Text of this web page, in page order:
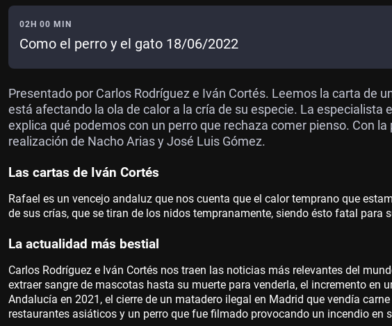
02H 00 MIN
Como el perro y el gato 18/06/2022
Presentado por Carlos Rodríguez e Iván Cortés. Leemos la carta de
está afectando la ola de calor a la cría de su especie. La
explica qué podemos con un perro que rechaza comer pienso. Con
realización de Nacho Arias y José Luis Gómez.
Las cartas de Iván Cortés
Rafael es un vencejo andaluz que nos cuenta que el calor temprano que
de sus crías, que se tiran de los nidos tempranamente, siendo ésto fatal para
La actualidad más bestial
Carlos Rodríguez e Iván Cortés nos traen las noticias más relevantes del
extraer sangre de mascotas hasta su muerte para venderla, el incremento en
Andalucía en 2021, el cierre de un matadero ilegal en Madrid que vendía
restaurantes asiáticos y un perro que fue filmado provocando un incendio en